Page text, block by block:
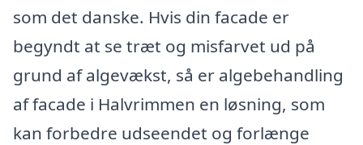
som det danske. Hvis din facade er
begyndt at se træt og misfarvet ud på
grund af algevækst, så er algebehandling
af facade i Halvrimmen en løsning, som
kan forbedre udseendet og forlænge